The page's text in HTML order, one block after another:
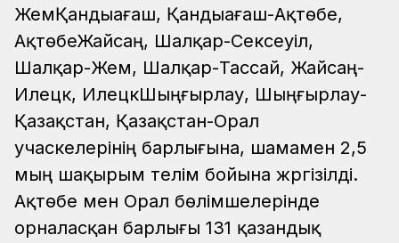
ЖемҚандыағаш, Қандыағаш-Ақтөбе,
АқтөбеЖайсаң, Шалқар-Сексеуіл,
Шалқар-Жем, Шалқар-Тассай, Жайсаң-
Илецк, ИлецкШыңғырлау, Шыңғырлау-
Қазақстан, Қазақстан-Орал
учаскелерінің барлығына, шамамен 2,5
мың шақырым телім бойына жүргізілді.
Ақтөбе мен Орал бөлімшелерінде
орналасқан барлығы 131 қазандық